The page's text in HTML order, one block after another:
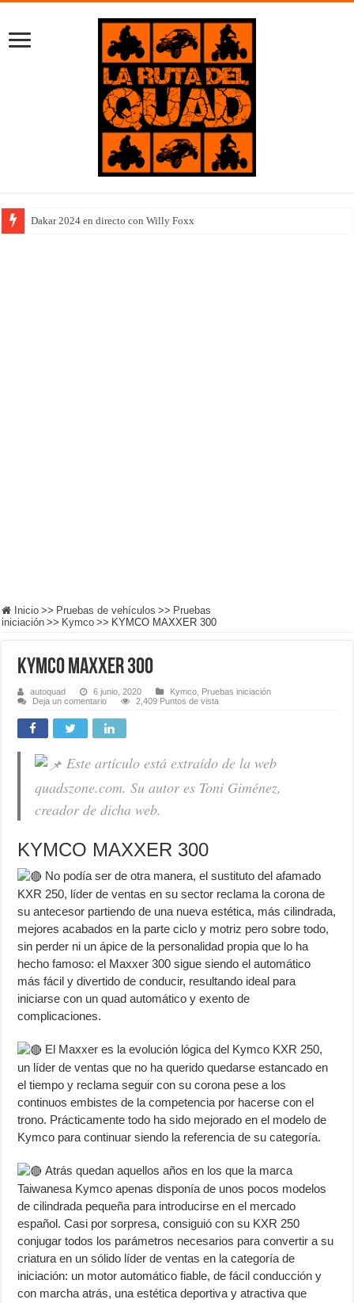
Dakar 2024 en directo con Willy Foxx
Inicio >> Pruebas de vehículos >> Pruebas
iniciación >> Kymco >> KYMCO MAXXER 300
KYMCO MAXXER 300
autoquad 6 junio, 2020 Kymco Pruebas iniciación
Deja un comentario
2,409 Puntos de vista
Este artículo está extraído de la web
quadszone.com. Su autor es Toni Giménez,
creador de dicha web.
KYMCO MAXXER 300
No podía ser de otra manera, el sustituto del afamado
KXR 250, líder de ventas en su sector reclama la corona de
su antecesor partiendo de una nueva estética, más cilindrada,
mejores acabados en la parte ciclo y motriz pero sobre todo,
sin perder ni un ápice de la personalidad propia que lo ha
hecho famoso: el Maxxer 300 sigue siendo el automático
más fácil y divertido de conducir, resultando ideal para
iniciarse con un quad automático y exento de
complicaciones.
El Maxxer es la evolución lógica del Kymco KXR 250,
un líder de ventas que no ha querido quedarse estancado en
el tiempo y reclama seguir con su corona pese a los
continuos embistes de la competencia por hacerse con el
trono. Prácticamente todo ha sido mejorado en el modelo de
Kymco para continuar siendo la referencia de su categoría.
Atrás quedan aquellos años en los que la marca
Taiwanesa Kymco apenas disponía de unos pocos modelos
de cilindrada pequeña para introducirse en el mercado
español. Casi por sorpresa, consiguió con su KXR 250
conjugar todos los parámetros necesarios para convertir a su
criatura en un sólido líder de ventas en la categoría de
iniciación: un motor automático fiable, de fácil conducción y
con marcha atrás, una estética deportiva y atractiva que